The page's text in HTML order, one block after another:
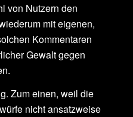
von Nutzern den
mit eigenen,
Kommentaren
Gewalt gegen
Zum einen, weil die
nicht ansatzweise